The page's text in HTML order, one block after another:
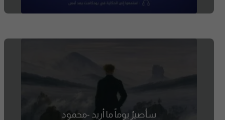
سأصيرُ يوماً ما أريد -محمود